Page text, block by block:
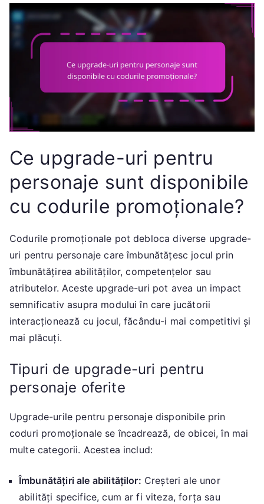
Ce upgrade-uri pentru
personaje sunt disponibile
cu codurile promoționale?
Codurile promoționale pot debloca diverse upgrade-
uri pentru personaje care îmbunătățesc jocul prin
îmbunătățirea abilităților, competențelor sau
atributelor. Aceste upgrade-uri pot avea un impact
semnificativ asupra modului în care jucătorii
interacționează cu jocul, făcându-i mai competitivi și
mai plăcuți.
Tipuri de upgrade-uri pentru
personaje oferite
Upgrade-urile pentru personaje disponibile prin
coduri promoționale se încadrează, de obicei, în mai
multe categorii. Acestea includ:
Îmbunătățiri ale abilităților: Creșteri ale unor
abilități specifice, cum ar fi viteza, forța sau